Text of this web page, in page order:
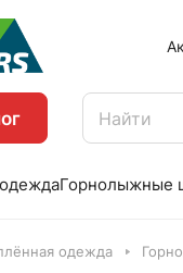
Горнолыжные
одежда